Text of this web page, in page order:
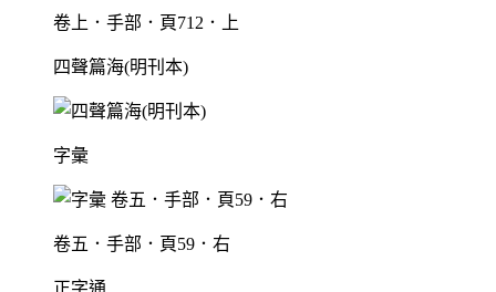
卷上．手部．頁712．上
四聲篇海(明刊本)
字彙
卷五．手部．頁59．右